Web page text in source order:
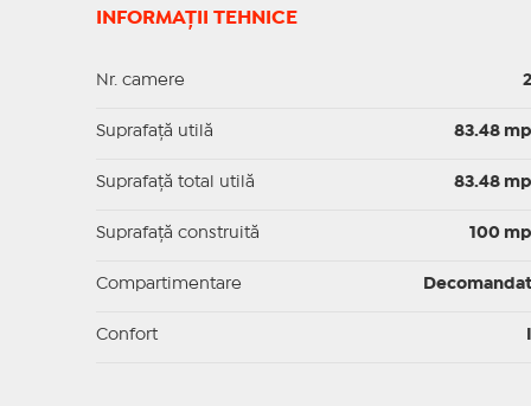
INFORMAȚII TEHNICE
Nr. camere 2
Suprafaţă utilă 83.48 mp
Suprafaţă total utilă 83.48 mp
Suprafaţă construită 100 mp
Compartimentare Decomandat
Confort